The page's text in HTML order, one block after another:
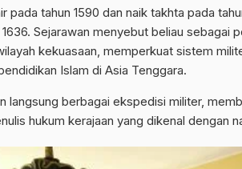
pada tahun 1590 dan naik takhta pada
Sejarawan menyebut beliau sebagai
kekuasaan, memperkuat sistem
Islam di Asia Tenggara.
langsung berbagai ekspedisi militer,
hukum kerajaan yang dikenal dengan